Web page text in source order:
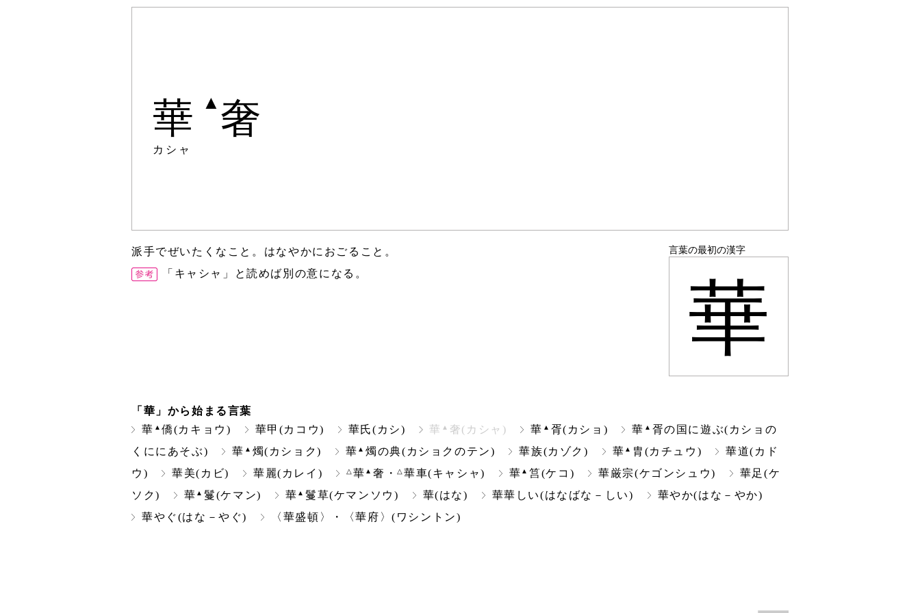
華 ▲ 奢
カシャ
派手でぜいたくなこと。はなやかにおごること。
「キャシャ」と読めば別の意になる。
言葉の最初の漢字
華
「華」から始まる言葉
華 ▲僑(カキョウ) 華甲(カコウ) 華氏(カシ) 華 ▲ 奢(カシャ) 華 ▲ 胥(カショ) 華 ▲ 胥の国に遊ぶ(カショの
くににあそぶ)
華 ▲ 燭(カショク) 華 ▲燭の典(カショクのテン) 華族(カゾク) 華 ▲ 胄(カチュウ)
華道(カド
ウ)
華美(カビ) 華麗(カレイ) △ 華 ▲奢・△ 華車(キャシャ) 華 ▲筥(ケコ) 華厳宗(ケゴンシュウ)
華足(ケ
ソク)
華 ▲鬘(ケマン) 華 ▲鬘草(ケマンソウ) 華(はな) 華華しい(はなばな－しい)
華やか(はな－やか)
華やぐ(はな－やぐ)
〈華盛頓〉・〈華府〉(ワシントン)